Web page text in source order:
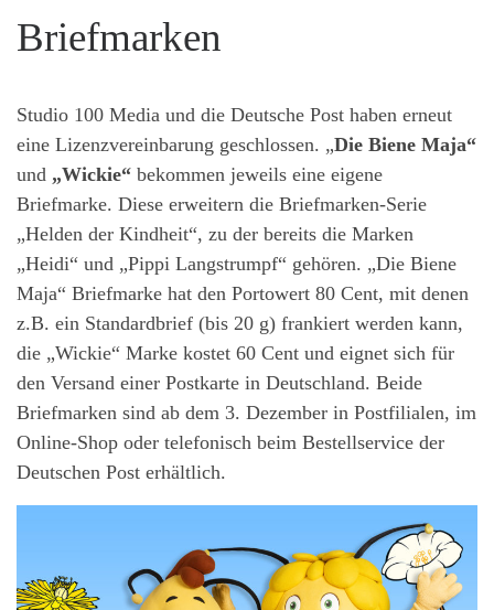
Briefmarken
Studio 100 Media und die Deutsche Post haben erneut
eine Lizenzvereinbarung geschlossen. „Die Biene Maja“
und „Wickie“ bekommen jeweils eine eigene
Briefmarke. Diese erweitern die Briefmarken-Serie
„Helden der Kindheit“, zu der bereits die Marken
„Heidi“ und „Pippi Langstrumpf“ gehören. „Die Biene
Maja“ Briefmarke hat den Portowert 80 Cent, mit denen
z.B. ein Standardbrief (bis 20 g) frankiert werden kann,
die „Wickie“ Marke kostet 60 Cent und eignet sich für
den Versand einer Postkarte in Deutschland. Beide
Briefmarken sind ab dem 3. Dezember in Postfilialen, im
Online-Shop oder telefonisch beim Bestellservice der
Deutschen Post erhältlich.